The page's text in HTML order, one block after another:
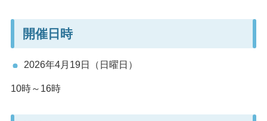
開催日時
2026年4月19日（日曜日）
10時～16時